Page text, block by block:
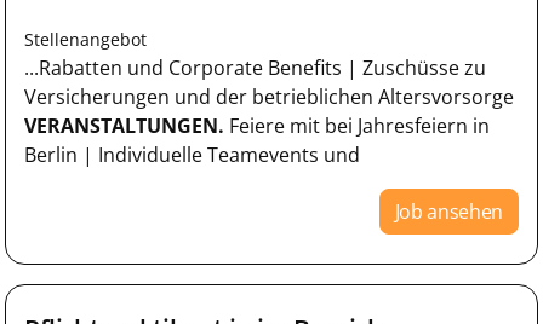
Stellenangebot
...Rabatten und Corporate Benefits | Zuschüsse zu
Versicherungen und der betrieblichen Altersvorsorge​
VERANSTALTUNGEN. Feiere mit bei Jahresfeiern in
Berlin | Individuelle Teamevents und
Job ansehen